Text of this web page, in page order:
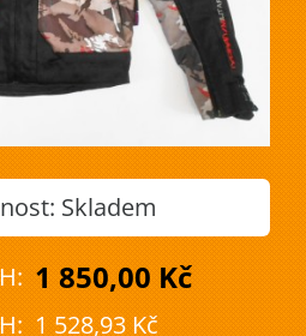
Skladem
1 850,00 Kč
1 528,93 Kč